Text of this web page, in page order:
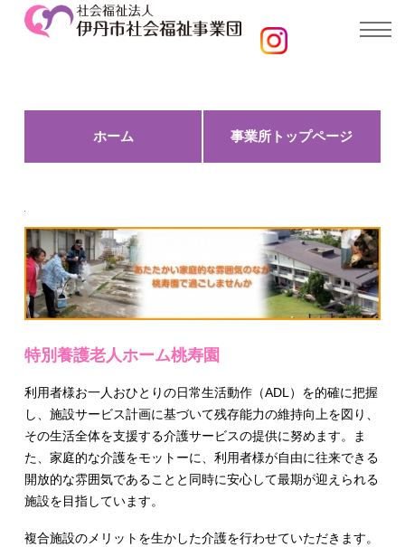
ホーム 事業所トップページ
特別養護老人ホーム桃寿園
利用者様お一人おひとりの日常生活動作（ADL）を的確に把握
し、施設サービス計画に基づいて残存能力の維持向上を図り、
その生活全体を支援する介護サービスの提供に努めます。ま
た、家庭的な介護をモットーに、利用者様が自由に往来できる
開放的な雰囲気であることと同時に安心して最期が迎えられる
施設を目指しています。
複合施設のメリットを生かした介護を行わせていただきます。